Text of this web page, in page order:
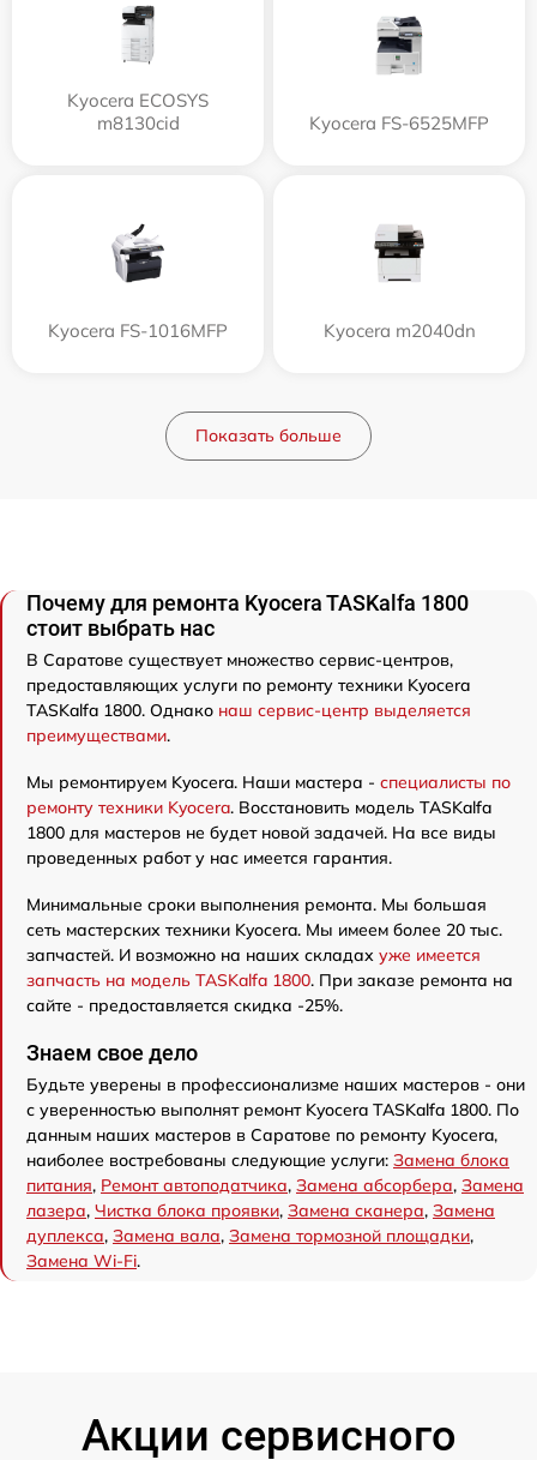
Kyocera ECOSYS
m8130cid
Kyocera FS-6525MFP
Kyocera FS-1016MFP Kyocera m2040dn
Показать больше
Почему для ремонта Kyocera TASKalfa 1800
стоит выбрать нас
В Саратове существует множество сервис-центров,
предоставляющих услуги по ремонту техники Kyocera
TASKalfa 1800. Однако наш сервис-центр выделяется
преимуществами.
Мы ремонтируем Kyocera. Наши мастера - специалисты по
ремонту техники Kyocera. Восстановить модель TASKalfa
1800 для мастеров не будет новой задачей. На все виды
проведенных работ у нас имеется гарантия.
Минимальные сроки выполнения ремонта. Мы большая
сеть мастерских техники Kyocera. Мы имеем более 20 тыс.
запчастей. И возможно на наших складах уже имеется
запчасть на модель TASKalfa 1800. При заказе ремонта на
сайте - предоставляется скидка -25%.
Знаем свое дело
Будьте уверены в профессионализме наших мастеров - они
с уверенностью выполнят ремонт Kyocera TASKalfa 1800. По
данным наших мастеров в Саратове по ремонту Kyocera,
наиболее востребованы следующие услуги: Замена блока
питания, Ремонт автоподатчика, Замена абсорбера, Замена
лазера, Чистка блока проявки, Замена сканера, Замена
дуплекса, Замена вала, Замена тормозной площадки,
Замена Wi-Fi.
Акции сервисного